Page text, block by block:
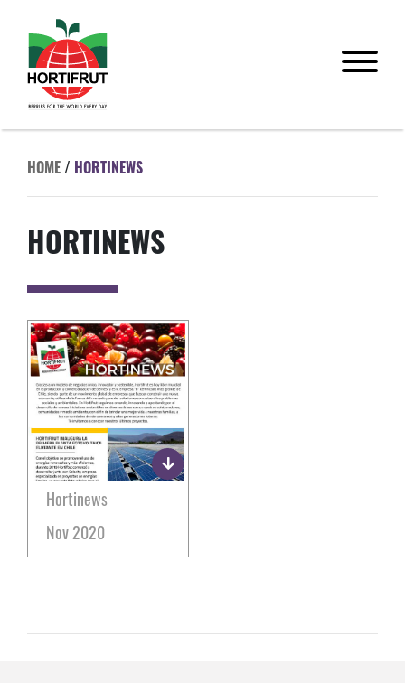
HOME / HORTINEWS
HORTINEWS
Hortinews
Nov 2020